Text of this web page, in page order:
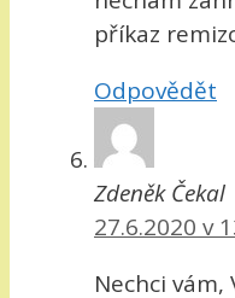
příkaz
Odpovědět
Zdeněk Čekal
27.6.2020 v
Nechci